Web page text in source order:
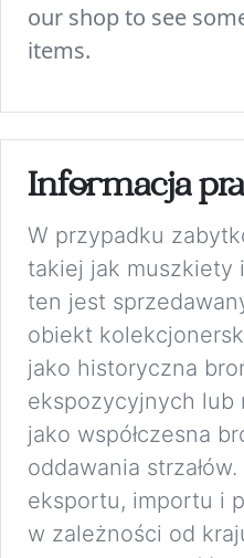
our shop to see
items.
Informacja
W przypadku
takiej jak muszkiety
ten jest
obiekt
jako historyczna
ekspozycyjnych lub
jako współczesna
oddawania
eksportu, importu i
w zależności od